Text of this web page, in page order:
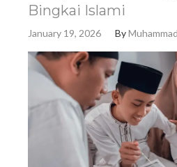
Bingkai Islami
January 19, 2026 By